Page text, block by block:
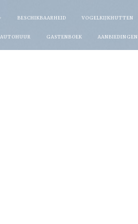
BESCHIKBAARHEID VOGELKIJKHUTTEN
AUTOHUUR GASTENBOEK AANBIEDINGEN